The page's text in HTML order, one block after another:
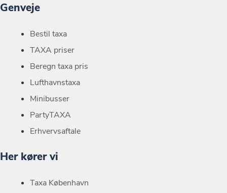
Genveje
Bestil taxa
TAXA priser
Beregn taxa pris
Lufthavnstaxa
Minibusser
PartyTAXA
Erhvervsaftale
Her kører vi
Taxa København